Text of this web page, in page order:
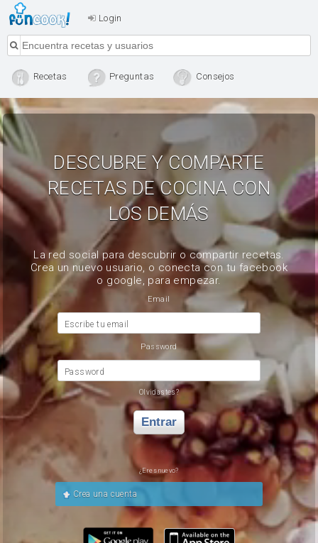
Login
Recetas Preguntas Consejos
DESCUBRE Y COMPARTE
RECETAS DE COCINA CON
LOS DEMÁS
La red social para descubrir o compartir recetas.
Crea un nuevo usuario, o conecta con tu facebook
o google, para empezar.
Email
Escribe tu email
Password
Password
Olvidastes?
Entrar
¿Eres nuevo?
Crea una cuenta